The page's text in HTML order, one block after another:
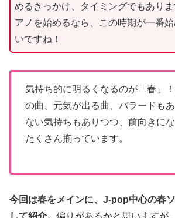
めるきっかけ、タイミングでもあり
アノを始めるなら、この時期が一番
いですね！
気持ち的に明るくなるのが「春」
の曲、元気が出る曲、バラードも
ない気持ちもありつつ、前向きに
たくさん揃っています。
今回は春をメインに、J-pop中心の春